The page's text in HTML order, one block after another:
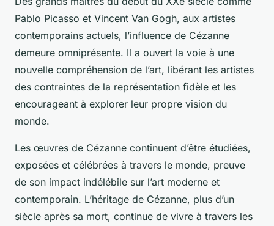
Pablo Picasso et Vincent Van Gogh, aux artistes
contemporains actuels, l’influence de Cézanne
demeure omniprésente. Il a ouvert la voie à une
nouvelle compréhension de l’art, libérant les artistes
des contraintes de la représentation fidèle et les
encourageant à explorer leur propre vision du
monde.
Les œuvres de Cézanne continuent d’être étudiées,
exposées et célébrées à travers le monde, preuve
de son impact indélébile sur l’art moderne et
contemporain. L’héritage de Cézanne, plus d’un
siècle après sa mort, continue de vivre à travers les